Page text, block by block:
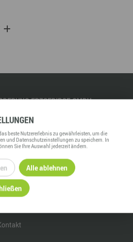
ERZGEBIRGE GMBH
0
beste Nutzererlebnis zu gewährleisten, um die
und Datenschutzeinstellungen zu speichern. In
Sie Ihre Auswahl jederzeit ändern.
Alle ablehnen